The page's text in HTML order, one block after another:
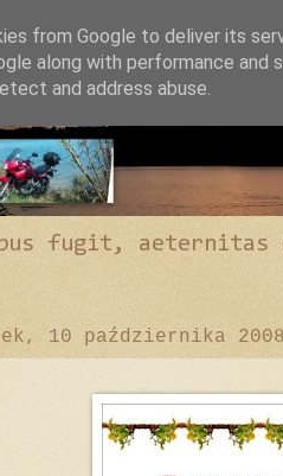
fugit, aeternitas
10 października 2008
from Google to deliver its
along with performance
and address abuse.